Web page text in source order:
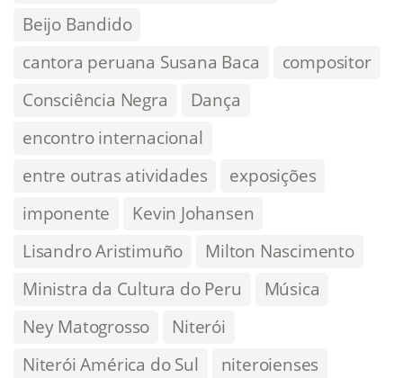
Beijo Bandido
cantora peruana Susana Baca
compositor
Consciência Negra
Dança
encontro internacional
entre outras atividades
exposições
imponente
Kevin Johansen
Lisandro Aristimuño
Milton Nascimento
Ministra da Cultura do Peru
Música
Ney Matogrosso
Niterói
Niterói América do Sul
niteroienses